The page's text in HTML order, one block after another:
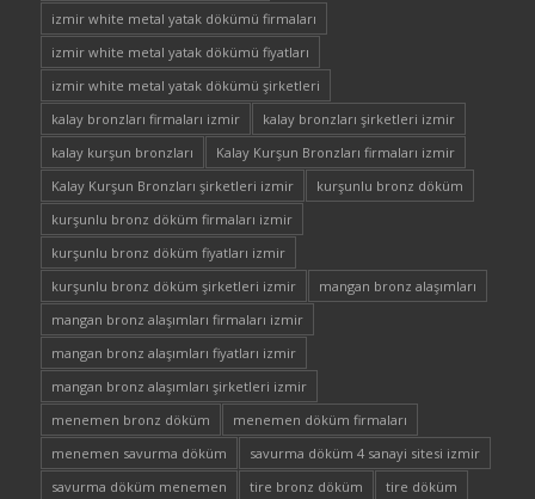
izmir white metal yatak dökümü firmaları
izmir white metal yatak dökümü fiyatları
izmir white metal yatak dökümü şirketleri
kalay bronzları firmaları izmir
kalay bronzları şirketleri izmir
kalay kurşun bronzları
Kalay Kurşun Bronzları firmaları izmir
Kalay Kurşun Bronzları şirketleri izmir
kurşunlu bronz döküm
kurşunlu bronz döküm firmaları izmir
kurşunlu bronz döküm fiyatları izmir
kurşunlu bronz döküm şirketleri izmir
mangan bronz alaşımları
mangan bronz alaşımları firmaları izmir
mangan bronz alaşımları fiyatları izmir
mangan bronz alaşımları şirketleri izmir
menemen bronz döküm
menemen döküm firmaları
menemen savurma döküm
savurma döküm 4 sanayi sitesi izmir
savurma döküm menemen
tire bronz döküm tire döküm